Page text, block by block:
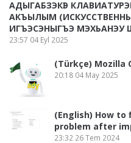
АДЫГАБЗЭКӀЭ
АКЪЫЛЫМ
ИГЪЭСЭНЫГЪЭ МЭХЬАНЭУ
23:57 04 Eyl 2025
(Türkçe) Mozilla
20:18 04 May 2025
(English) How to
problem after
23:32 26 Tem 2024